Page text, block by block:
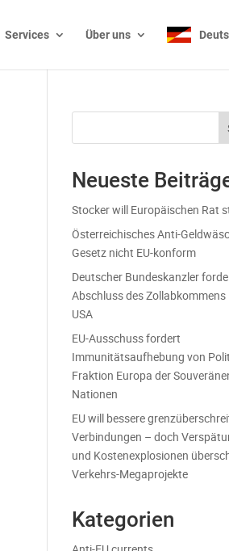
Services Über uns
Neueste
Stocker will Europäischen Rat
Österreichisches Anti-
Gesetz nicht EU-konform
Deutscher Bundeskanzler
Abschluss des Zollabkommens
USA
EU-Ausschuss fordert
Immunitätsaufhebung von
Fraktion Europa der
Nationen
EU will bessere
Verbindungen – doch
und Kostenexplosionen
Verkehrs-Megaprojekte
Kategorien